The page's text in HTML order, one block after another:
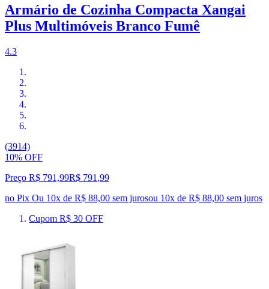
Armário de Cozinha Compacta Xangai
Plus Multimóveis Branco Fumê
4.3
(3914)
10% OFF
Preço R$ 791,99R$ 791 ,99
no Pix Ou 10x de R$ 88,00 sem jurosou 10x de R$ 88,00 sem juros
Cupom R$ 30 OFF